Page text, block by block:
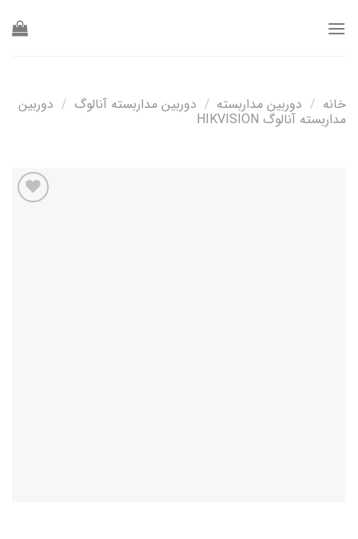
خانه / دوربین مداربسته / دوربین مداربسته آنالوگ / دوربین
مداربسته آنالوگ HIKVISION